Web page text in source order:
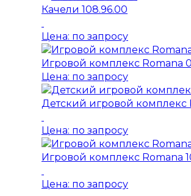
Качели 108.96.00
Цена: по запросу
Игровой комплекс Romana
Цена: по запросу
Детский игровой комплекс
Цена: по запросу
Игровой комплекс Romana
Цена: по запросу